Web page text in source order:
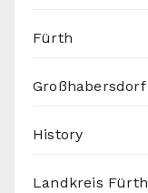
Fürth
Großhabersdorf
History
Landkreis Fürth